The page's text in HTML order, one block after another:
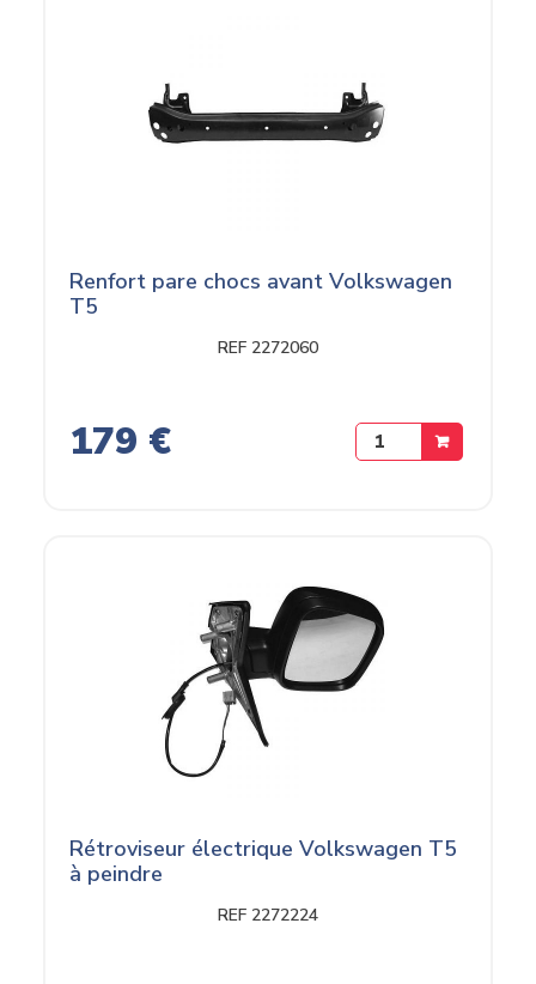
Renfort pare chocs avant Volkswagen
T5
REF 2272060
179 €
Rétroviseur électrique Volkswagen T5
à peindre
REF 2272224